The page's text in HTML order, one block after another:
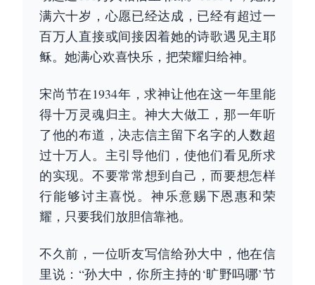
满六十岁，心愿已经达成，已经有超过一
百万人直接或间接因着她的诗歌遇见主耶
稣。她满心欢喜快乐，把荣耀归给神。
宋尚节在1934年，求神让他在这一年里能
得十万灵魂归主。神大大做工，那一年听
了他的布道，决志信主留下名字的人数超
过十万人。主引导他们，使他们看见所求
的实现。不要常常想到自己，而要想怎样
行能够讨主喜悦。神乐意赐下恩惠和荣
耀，只要我们放胆信靠祂。
不久前，一位听友写信给孙大中，他在信
里说：“孙大中，你所主持的‘旷野吗哪’节